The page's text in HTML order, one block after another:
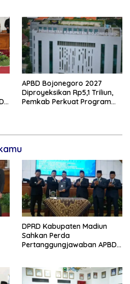
APBD Bojonegoro 2027
Diproyeksikan Rp5,1 Triliun,
Pemkab Perkuat Program
DPRD Kabupaten Madiun
Sahkan Perda
Pertanggungjawaban APBD